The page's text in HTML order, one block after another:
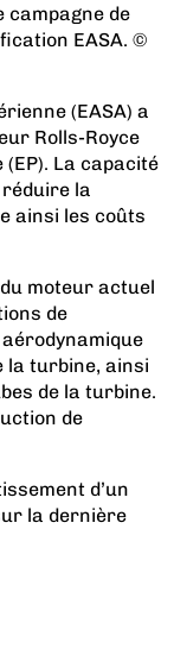
campagne de
EASA. ©
(EASA) a
Rolls-Royce
La capacité
la
ainsi les coûts
moteur actuel
de
la turbine, ainsi
de la turbine.
de
d’un
la dernière